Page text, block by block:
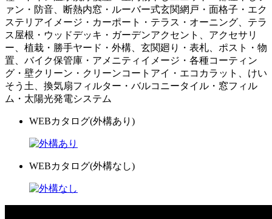
ァン・防音、断熱内窓・ルーバー式玄関網戸・面格子・エク
ステリアイメージ・カーポート・テラス・オーニング、テラ
ス屋根・ウッドデッキ・ガーデンアクセント、アクセサリ
ー、植栽・勝手ヤード・外構、玄関廻り・表札、ポスト・物
置、バイク保管庫・アメニティイメージ・各種コーティン
グ・壁クリーン・クリーンコートアイ・エコカラット、けい
そう土、換気扇フィルター・バルコニータイル・窓フィル
ム・太陽光発電システム
WEBカタログ(外構あり)
WEBカタログ(外構なし)